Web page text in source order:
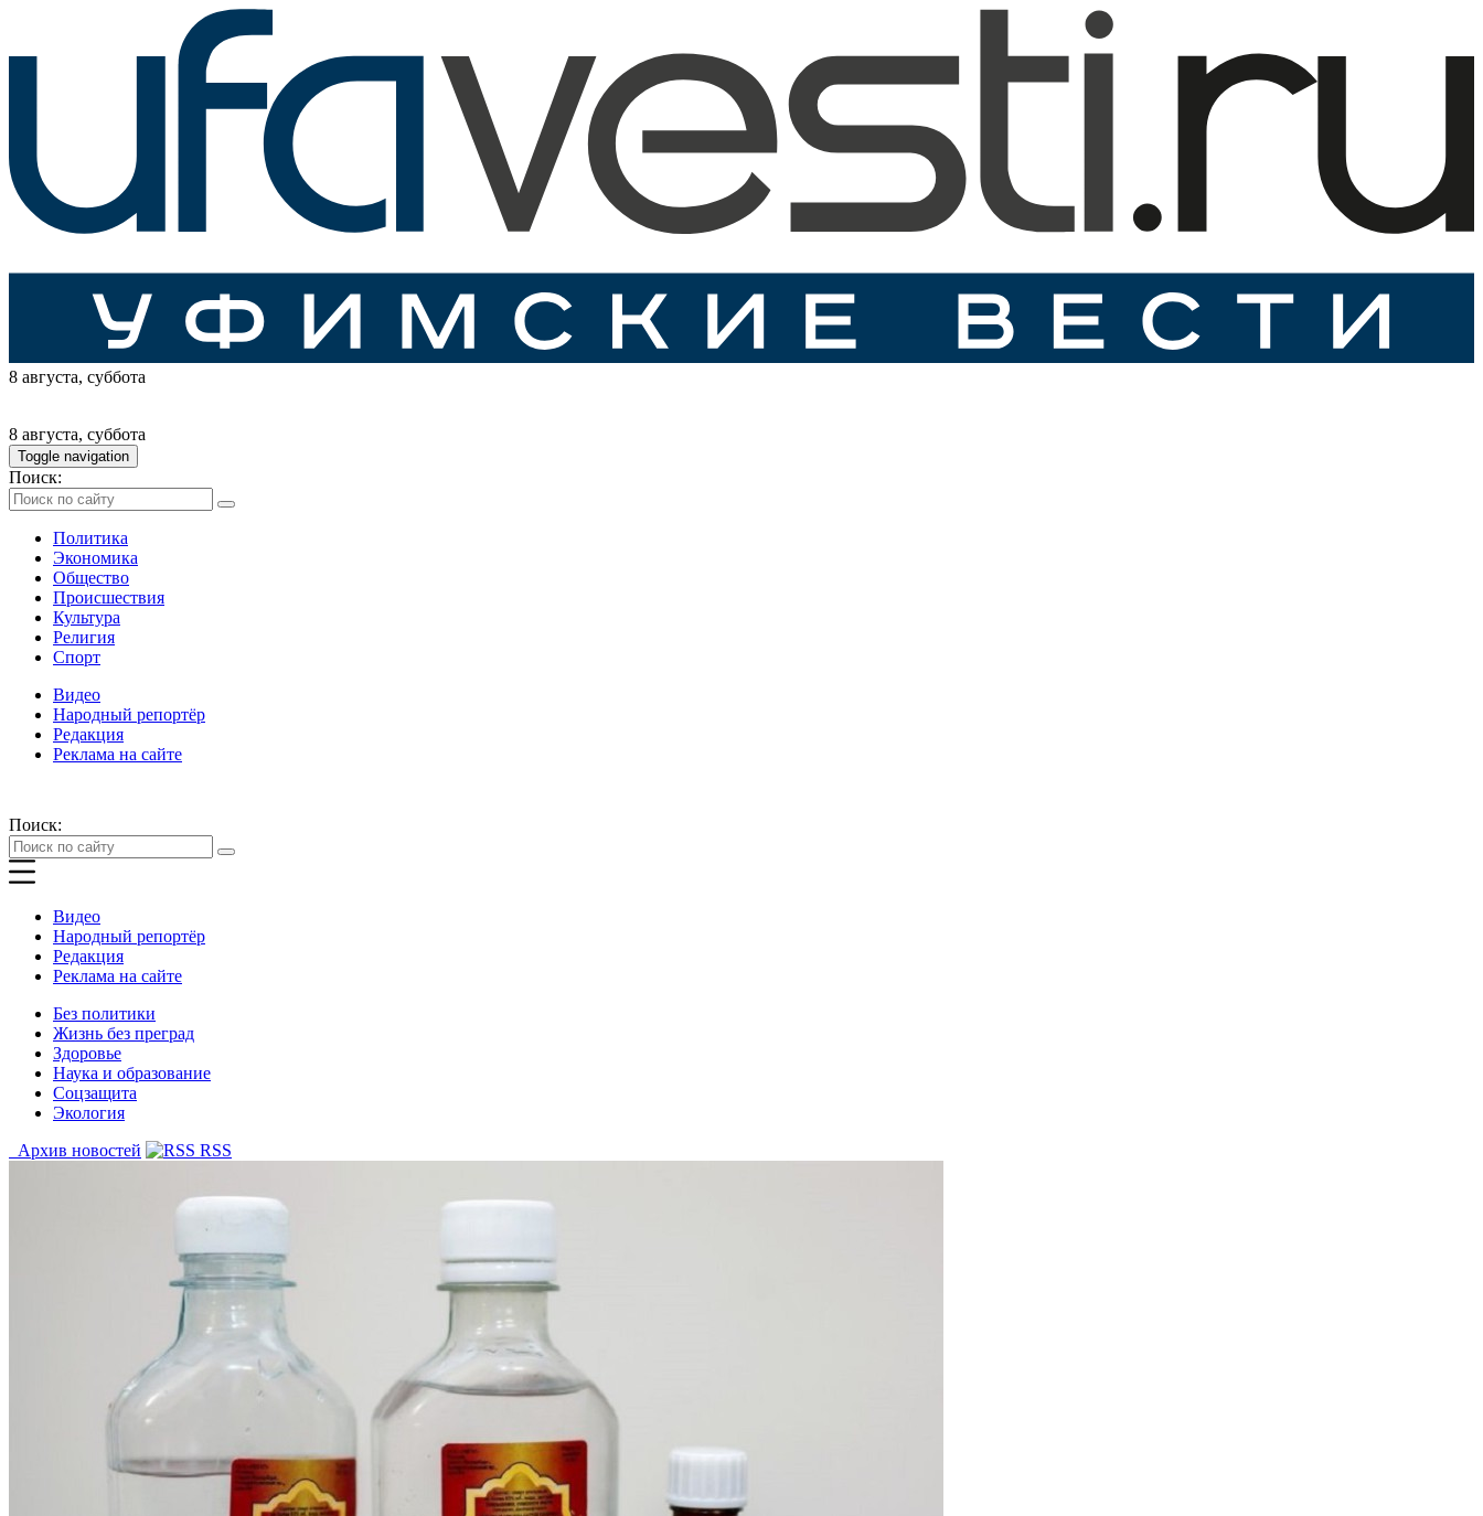
8 августа, суббота
8 августа, суббота
Toggle navigation
Поиск:
Политика
Экономика
Общество
Происшествия
Культура
Религия
Спорт
Видео
Народный репортёр
Редакция
Реклама на сайте
Поиск:
Видео
Народный репортёр
Редакция
Реклама на сайте
Без политики
Жизнь без преград
Здоровье
Наука и образование
Соцзащита
Экология
Архив новостей
RSS